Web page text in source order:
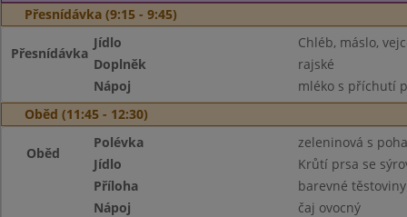
Přesnídávka (9:15 - 9:45)
Přesnídávka
Jídlo
Chléb, máslo,
Doplněk
rajské
Nápoj
mléko s příchutí
Oběd (11:45 - 12:30)
Oběd
Polévka
zeleninová s
Jídlo
Krůtí prsa se
Příloha
barevné těstoviny
Nápoj
čaj ovocný